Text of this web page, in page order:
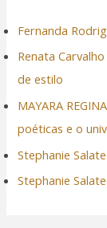
Fernanda
Renata Carvalho
de estilo
MAYARA
poéticas e o
Stephanie
Stephanie